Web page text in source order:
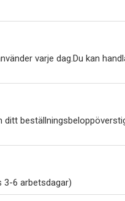
varje dag.Du kan
3-6 arbetsdagar)